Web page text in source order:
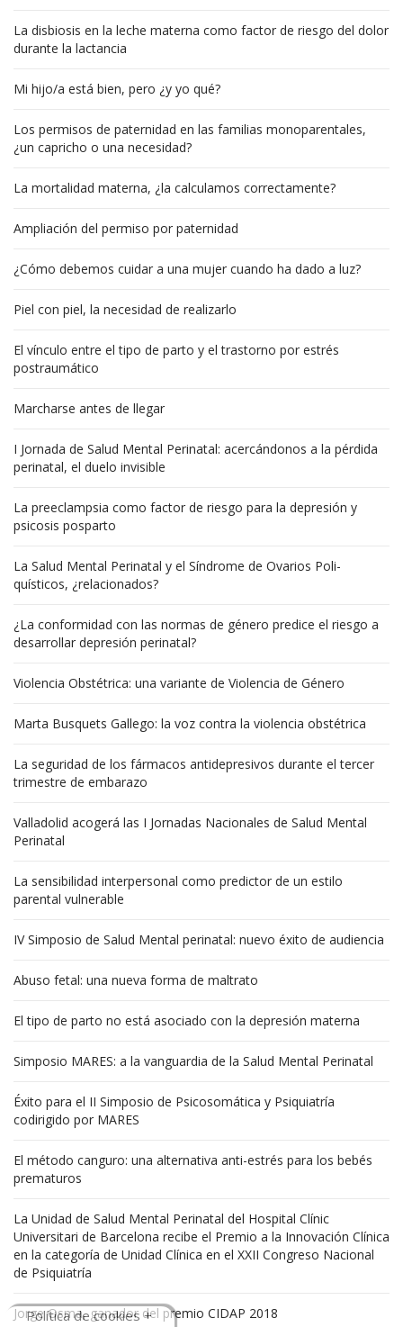
La disbiosis en la leche materna como factor de riesgo del dolor
durante la lactancia
Mi hijo/a está bien, pero ¿y yo qué?
Los permisos de paternidad en las familias monoparentales,
¿un capricho o una necesidad?
La mortalidad materna, ¿la calculamos correctamente?
Ampliación del permiso por paternidad
¿Cómo debemos cuidar a una mujer cuando ha dado a luz?
Piel con piel, la necesidad de realizarlo
El vínculo entre el tipo de parto y el trastorno por estrés
postraumático
Marcharse antes de llegar
I Jornada de Salud Mental Perinatal: acercándonos a la pérdida
perinatal, el duelo invisible
La preeclampsia como factor de riesgo para la depresión y
psicosis posparto
La Salud Mental Perinatal y el Síndrome de Ovarios Poli-
quísticos, ¿relacionados?
¿La conformidad con las normas de género predice el riesgo a
desarrollar depresión perinatal?
Violencia Obstétrica: una variante de Violencia de Género
Marta Busquets Gallego: la voz contra la violencia obstétrica
La seguridad de los fármacos antidepresivos durante el tercer
trimestre de embarazo
Valladolid acogerá las I Jornadas Nacionales de Salud Mental
Perinatal
La sensibilidad interpersonal como predictor de un estilo
parental vulnerable
IV Simposio de Salud Mental perinatal: nuevo éxito de audiencia
Abuso fetal: una nueva forma de maltrato
El tipo de parto no está asociado con la depresión materna
Simposio MARES: a la vanguardia de la Salud Mental Perinatal
Éxito para el II Simposio de Psicosomática y Psiquiatría
codirigido por MARES
El método canguro: una alternativa anti-estrés para los bebés
prematuros
La Unidad de Salud Mental Perinatal del Hospital Clínic
Universitari de Barcelona recibe el Premio a la Innovación Clínica
en la categoría de Unidad Clínica en el XXII Congreso Nacional
de Psiquiatría
Jorge Osma, ganador del premio CIDAP 2018
Política de cookies +